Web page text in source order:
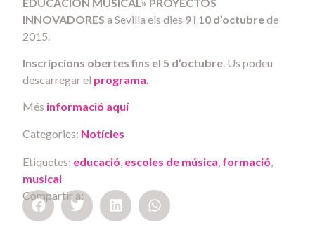
INNOVADORES a Sevilla els dies 9 i 10 d’octubrede
2015.
Inscripcions obertes fins el 5 d’octubre. Us podeu
descarregar el programa.
Més informació aquí
Categories: Notícies
Etiquetes: educació escoles de música formació
musical
Compartir a: